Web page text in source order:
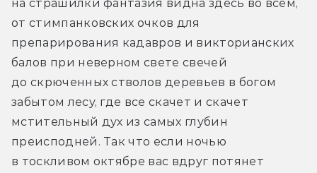
на страшилки фантазия видна здесь во всем,
от стимпанковских очков для
препарирования кадавров и викторианских
балов при неверном свете свечей
до скрюченных стволов деревьев в богом
забытом лесу, где все скачет и скачет
мстительный дух из самых глубин
преисподней. Так что если ночью
в тоскливом октябре вас вдруг потянет